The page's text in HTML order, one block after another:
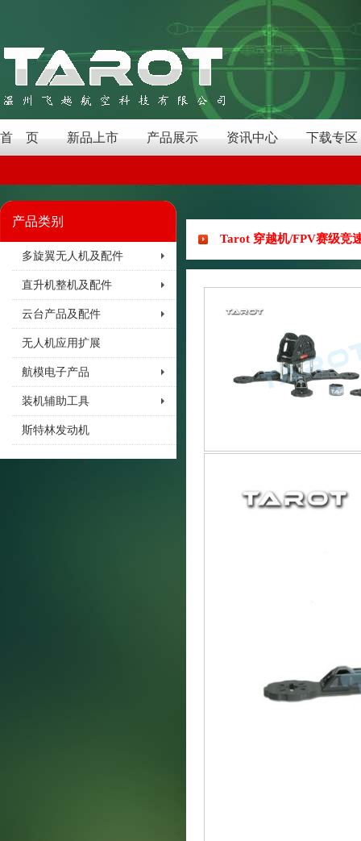
首 页 新品上市 产品展示 资讯中心 下载专区
产品类别
多旋翼无人机及配件
直升机整机及配件
云台产品及配件
无人机应用扩展
航模电子产品
装机辅助工具
斯特林发动机
Tarot 穿越机/FPV赛级竞